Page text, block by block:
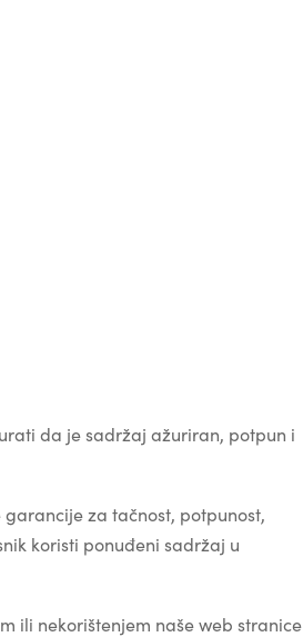
da je sadržaj ažuriran, potpun i
za tačnost, potpunost,
koristi ponuđeni sadržaj u
ili nekorištenjem naše web stranice